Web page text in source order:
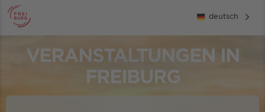
deutsch
VERANSTALTUNGEN IN
FREIBURG